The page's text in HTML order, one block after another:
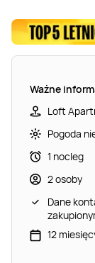
Ważne
Loft
Pogoda
1 nocleg
2 osoby
Dane
12